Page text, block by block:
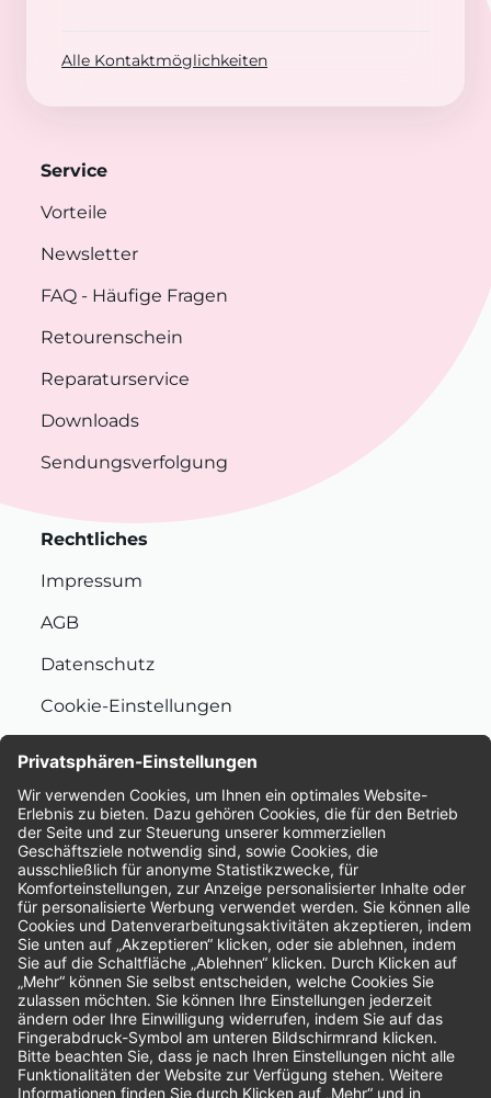
Alle Kontaktmöglichkeiten
Service
Vorteile
Newsletter
FAQ - Häufige Fragen
Retourenschein
Reparaturservice
Downloads
Sendungsverfolgung
Rechtliches
Impressum
AGB
Datenschutz
Cookie-Einstellungen
Bewertungen